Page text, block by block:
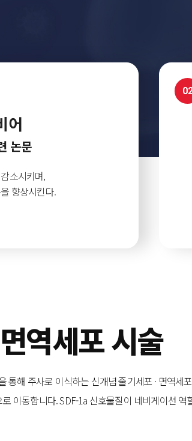
어
논문
소시키며,
향상시킨다.
역세포 시술
통해 주사로 이식하는 신개념 줄기세포 · 면역세
이동합니다. SDF-1a 신호물질이 네비게이션